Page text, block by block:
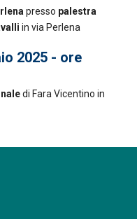
presso palestra
in via Perlena
2025 - ore
di Fara Vicentino in